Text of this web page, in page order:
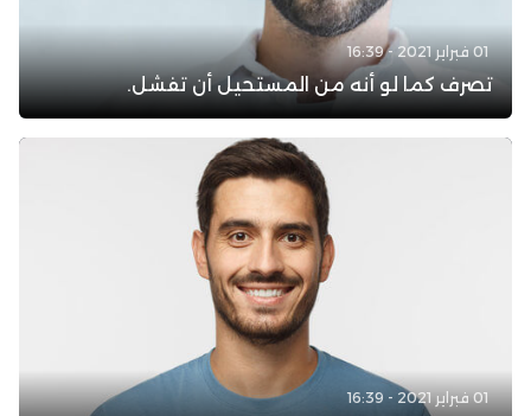
01 فبراير 2021 - 16:39
تصرف كما لو أنه من المستحيل أن تفشل.
01 فبراير 2021 - 16:39